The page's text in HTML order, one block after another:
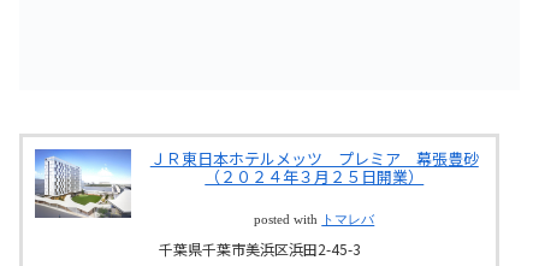
ＪＲ東日本ホテルメッツ プレミア 幕張豊砂
（２０２４年３月２５日開業）
posted with トマレバ
千葉県千葉市美浜区浜田2-45-3